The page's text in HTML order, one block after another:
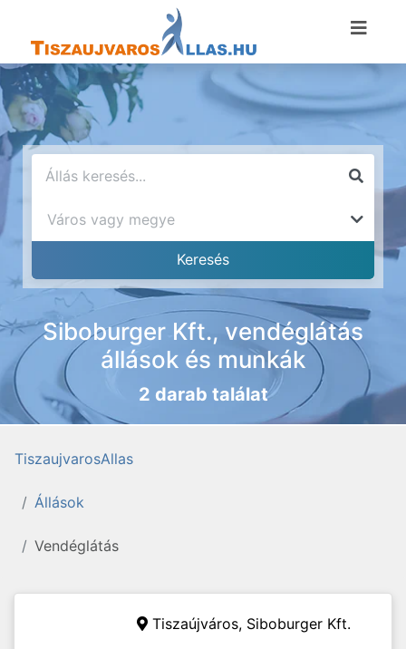
Siboburger Kft., vendéglátás
állások és munkák
2 darab találat
TiszaujvarosAllas
Állások
Vendéglátás
Tiszaújváros, Siboburger Kft.